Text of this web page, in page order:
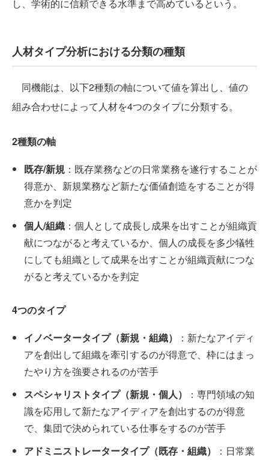
し、学術的に信頼できる水準まで高めているという。
人材タイプ分析における分類の種類
同機能は、以下2種類の軸について値を算出し、値の
組み合わせによって人材を4つのタイプに分類する。
2種類の軸
既存/新規 ：既存業務などの日常業務を遂行することが
得意か、新規業務など新たな価値創造をすることが得
意かを判定
個人/組織 ：個人として成長し成果を出すことが組織貢
献につながると考えているか、個人の成長を多少犠牲
にしても組織として成果を出すことが組織貢献につな
がると考えているかを判定
4つのタイプ
イノベータータイプ（新規・組織）
：新たなアイディ
アを創出して組織を牽引するのが得意で、枠にはまっ
たやり方を強要されるのが苦手
スペシャリストタイプ（新規・個人）
：専門領域の知
識を応用して新たなアイディアを創出するのが得意
で、集団で決められている仕事をするのが苦手
アドミニストレータータイプ（既存・組織）
：日常業